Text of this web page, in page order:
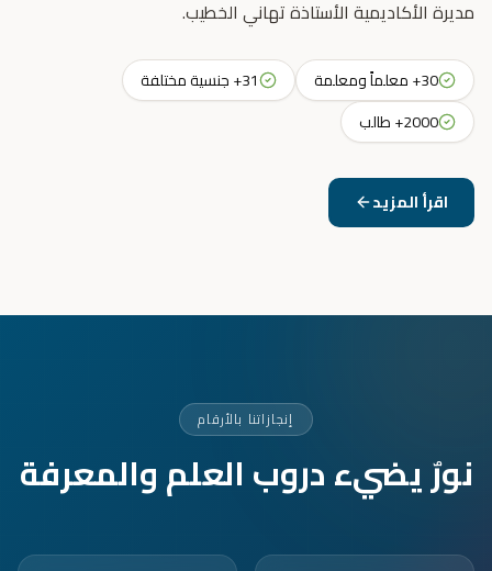
مديرة الأكاديمية الأستاذة تهاني الخطيب.
30+ معلماً ومعلمة
31+ جنسية مختلفة
2000+ طالب
اقرأ المزيد
إنجازاتنا بالأرقام
نورٌ يضيء دروب العلم والمعرفة